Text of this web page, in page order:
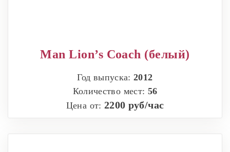
Man Lion’s Coach (белый)
Год выпуска:2012
Количество мест: 56
Цена от: 2200 руб/час